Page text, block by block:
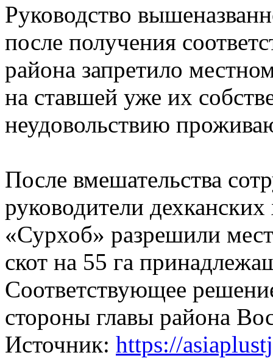
Руководство
после получения
района запретило
на ставшей уже их
неудовольствию
После вмешательства
руководители
«Сурхоб» разрешили
скот на 55 га
Соответствующее
стороны главы района
Источник: https://